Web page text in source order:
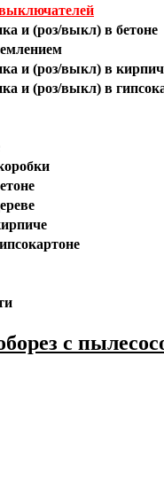
и (роз/выкл) в бетоне
и (роз/выкл) в
и (роз/выкл) в
с